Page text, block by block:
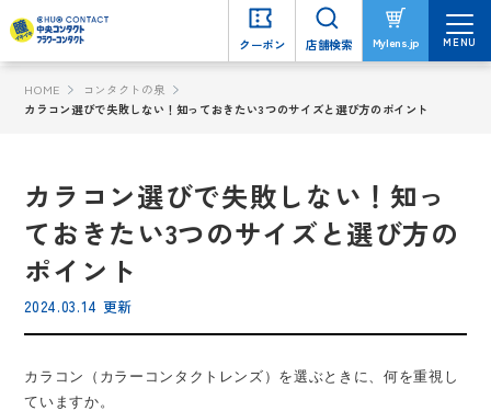
クーポン 店舗検索 Mylens.jp MENU
HOME
コンタクトの泉
カラコン選びで失敗しない！知っておきたい3つのサイズと選び方のポイント
カラコン選びで失敗しない！知っ
ておきたい3つのサイズと選び方の
ポイント
2024.03.14 更新
カラコン（カラーコンタクトレンズ）を選ぶときに、何を重視し
ていますか。
クーポン 店舗検索 Mylens.jp MENU